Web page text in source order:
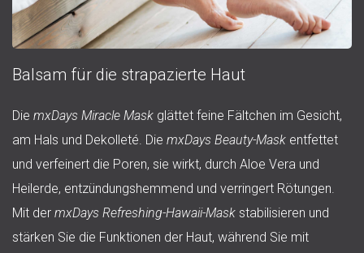
Balsam für die strapazierte Haut
Die mxDays Miracle Mask glättet feine Fältchen im Gesicht,
am Hals und Dekolleté. Die mxDays Beauty-Mask entfettet
und verfeinert die Poren, sie wirkt, durch Aloe Vera und
Heilerde, entzündungshemmend und verringert Rötungen.
Mit der mxDays Refreshing-Hawaii-Mask stabilisieren und
stärken Sie die Funktionen der Haut, während Sie mit